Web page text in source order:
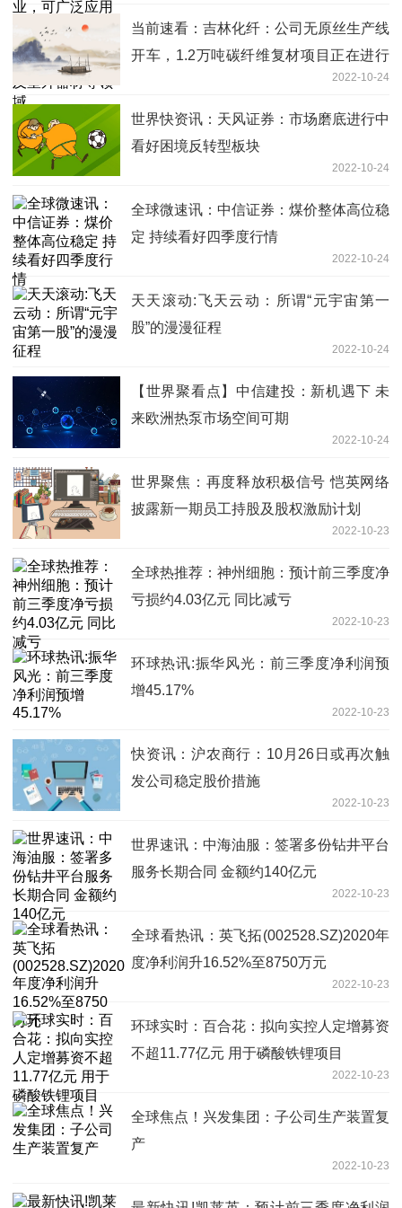
机械及室外器材等领域
当前速看：吉林化纤：公司无原丝生产线
开车，1.2万吨碳纤维复材项目正在进行
2022-10-24
世界快资讯：天风证券：市场磨底进行中
看好困境反转型板块
2022-10-24
全球微速讯：中信证券：煤价整体高位稳
定 持续看好四季度行情
2022-10-24
天天滚动:飞天云动：所谓“元宇宙第一
股”的漫漫征程
2022-10-24
【世界聚看点】中信建投：新机遇下 未
来欧洲热泵市场空间可期
2022-10-24
世界聚焦：再度释放积极信号 恺英网络
披露新一期员工持股及股权激励计划
2022-10-23
全球热推荐：神州细胞：预计前三季度净
亏损约4.03亿元 同比减亏
2022-10-23
环球热讯:振华风光：前三季度净利润预
增45.17%
2022-10-23
快资讯：沪农商行：10月26日或再次触
发公司稳定股价措施
2022-10-23
世界速讯：中海油服：签署多份钻井平台
服务长期合同 金额约140亿元
2022-10-23
全球看热讯：英飞拓(002528.SZ)2020年
度净利润升16.52%至8750万元
2022-10-23
环球实时：百合花：拟向实控人定增募资
不超11.77亿元 用于磷酸铁锂项目
2022-10-23
全球焦点！兴发集团：子公司生产装置复
产
2022-10-23